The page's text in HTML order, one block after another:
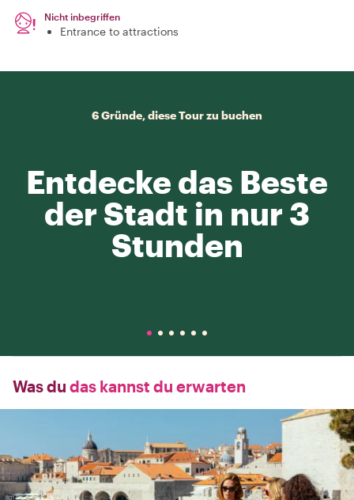
Nicht inbegriffen
Entrance to attractions
6 Gründe, diese Tour zu buchen
Entdecke das Beste
der Stadt in nur 3
Stunden
Was du das kannst du erwarten